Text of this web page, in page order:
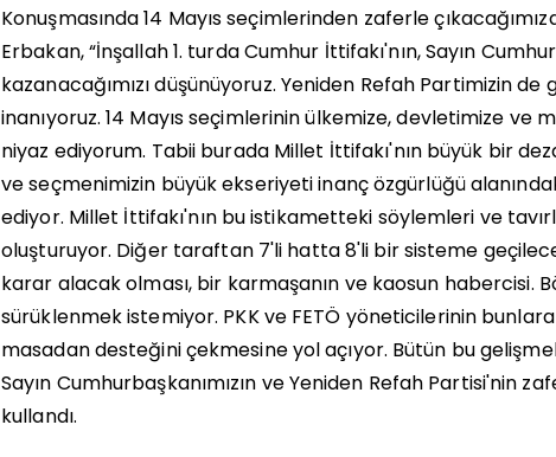
Konuşmasında 14 Mayıs seçimlerinden zaferle
Erbakan, “İnşallah 1. turda Cumhur İttifakı'nın, Sayın
kazanacağımızı düşünüyoruz. Yeniden Refah Partimizin
inanıyoruz. 14 Mayıs seçimlerinin ülkemize, devletimize ve
niyaz ediyorum. Tabii burada Millet İttifakı'nın büyük bir
ve seçmenimizin büyük ekseriyeti inanç özgürlüğü
ediyor. Millet İttifakı'nın bu istikametteki söylemleri ve
oluşturuyor. Diğer taraftan 7'li hatta 8'li bir sisteme
karar alacak olması, bir karmaşanın ve kaosun habercisi.
sürüklenmek istemiyor. PKK ve FETÖ yöneticilerinin
masadan desteğini çekmesine yol açıyor. Bütün bu
Sayın Cumhurbaşkanımızın ve Yeniden Refah Partisi'nin
kullandı.